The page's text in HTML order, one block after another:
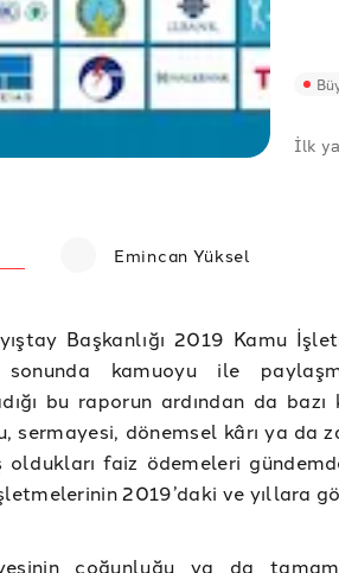
İlk
Emincan Yüksel
Başkanlığı 2019 Kamu
sonunda kamuoyu ile
bu raporun ardından da
sermayesi, dönemsel kârı ya da
oldukları faiz ödemeleri
2019’daki ve yıllara
çoğunluğu ya da